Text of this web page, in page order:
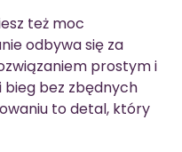
też moc
odbywa się za
prostym i
bez zbędnych
to detal, który